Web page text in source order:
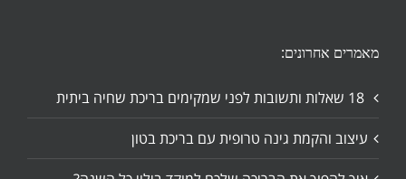
מאמרים אחרונים:
עיצוב והקמת גינה טרופית עם בריכת בטון